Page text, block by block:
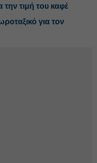
την τιμή του καφέ
για τον